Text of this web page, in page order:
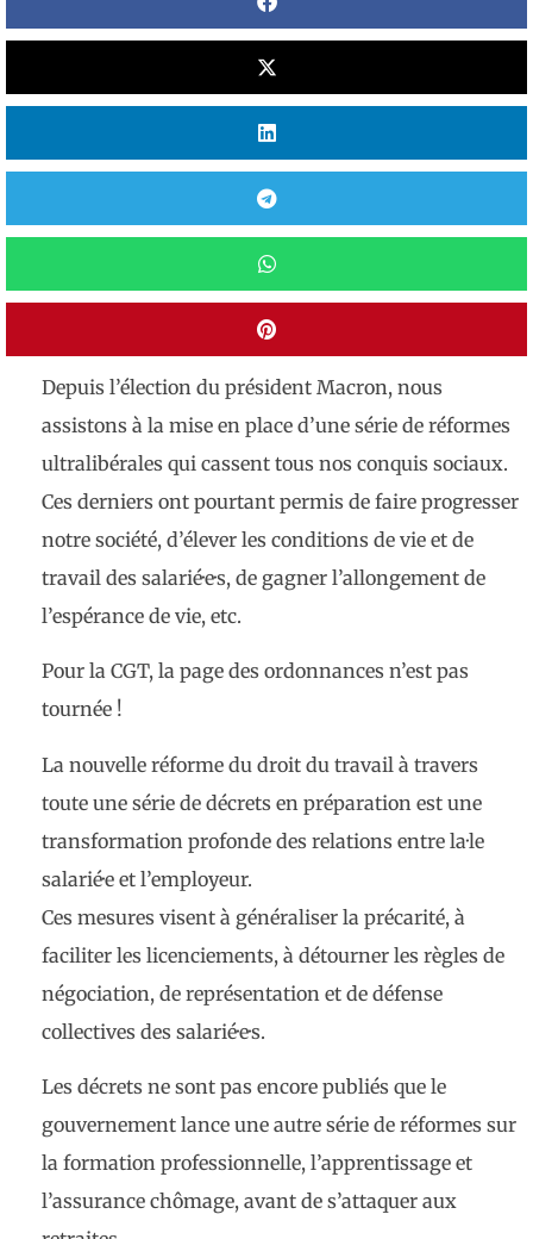
Depuis l’élection du président Macron, nous
assistons à la mise en place d’une série de réformes
ultralibérales qui cassent tous nos conquis sociaux.
Ces derniers ont pourtant permis de faire progresser
notre société, d’élever les conditions de vie et de
travail des salarié·e·s, de gagner l’allongement de
l’espérance de vie, etc.
Pour la CGT, la page des ordonnances n’est pas
tournée !
La nouvelle réforme du droit du travail à travers
toute une série de décrets en préparation est une
transformation profonde des relations entre la·le
salarié·e et l’employeur.
Ces mesures visent à généraliser la précarité, à
faciliter les licenciements, à détourner les règles de
négociation, de représentation et de défense
collectives des salarié·e·s.
Les décrets ne sont pas encore publiés que le
gouvernement lance une autre série de réformes sur
la formation professionnelle, l’apprentissage et
l’assurance chômage, avant de s’attaquer aux